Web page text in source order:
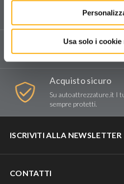
Usa solo i cookie
Vendita e assistenza
Compila il formper
Spedizioni e reso
Consegna tramite
Acquisto sicuro
Su autoattrezzature.it I
sempre protetti.
CONTATTI
ISCRIVITI ALLA NEWSLETTER
Resta aggiornato su